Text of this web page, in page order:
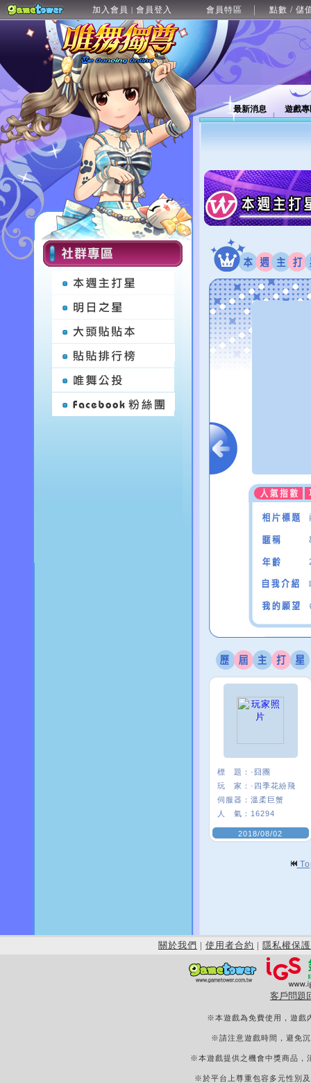
加入會員 | 會員登入 會員特區 點數 / 儲
最新消息 遊戲
標 題： ·囧團
玩 家： ·四季花紛飛
伺服器： 溫柔巨蟹
人 氣： 16294
2018/08/02
關於我們 | 使用者合約 | 隱私權保護
客戶問題
※本遊戲為免費使用，遊戲
※請注意遊戲時間，避免
※本遊戲提供之機會中獎商品，
※於平台上尊重包容多元性別